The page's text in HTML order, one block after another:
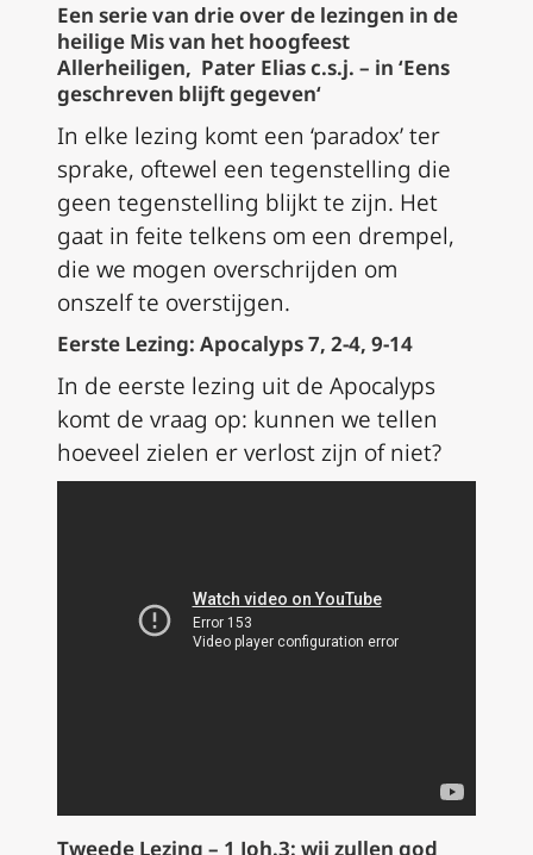
Een serie van drie over de lezingen in de
heilige Mis van het hoogfeest
Allerheiligen, Pater Elias c.s.j. – in ‘Eens
geschreven blijft gegeven‘
In elke lezing komt een ‘paradox’ ter
sprake, oftewel een tegenstelling die
geen tegenstelling blijkt te zijn. Het
gaat in feite telkens om een drempel,
die we mogen overschrijden om
onszelf te overstijgen.
Eerste Lezing: Apocalyps 7, 2-4, 9-14
In de eerste lezing uit de Apocalyps
komt de vraag op: kunnen we tellen
hoeveel zielen er verlost zijn of niet?
Tweede Lezing – 1 Joh.3: wij zullen god